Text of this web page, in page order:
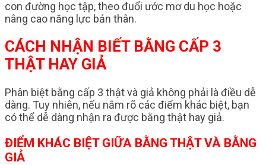
con đường học tập, theo đuổi ước mơ du học hoặc
nâng cao năng lực bản thân.
CÁCH NHẬN BIẾT BẰNG CẤP 3
THẬT HAY GIẢ
Phân biệt bằng cấp 3 thật và giả không phải là điều dễ
dàng. Tuy nhiên, nếu nắm rõ các điểm khác biệt, bạn
có thể dễ dàng nhận ra được bằng thật hay giả.
ĐIỂM KHÁC BIỆT GIỮA BẰNG THẬT VÀ BẰNG
GIẢ